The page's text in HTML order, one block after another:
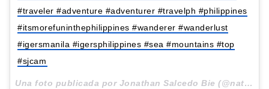
#traveler #adventure #adventurer #travelph #philippines
#itsmorefuninthephilippines #wanderer #wanderlust
#igersmanila #igersphilippines #sea #mountains #top
#sjcam
Una foto publicada por Jonathan Salcedo Bie (@natnat_tantan) el